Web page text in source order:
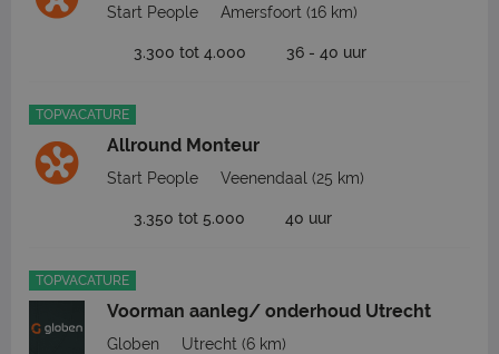
Start People Amersfoort (16 km)
3.300 tot 4.000 36 - 40 uur
TOPVACATURE
Allround Monteur
Start People Veenendaal (25 km)
3.350 tot 5.000 40 uur
TOPVACATURE
Voorman aanleg/ onderhoud Utrecht
Globen Utrecht (6 km)